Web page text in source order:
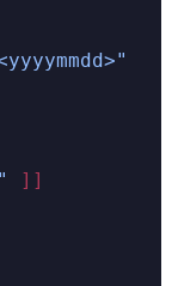
"
]]